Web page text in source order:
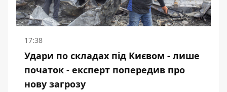
17:38
Удари по складах під Києвом - лише
початок - експерт попередив про
нову загрозу